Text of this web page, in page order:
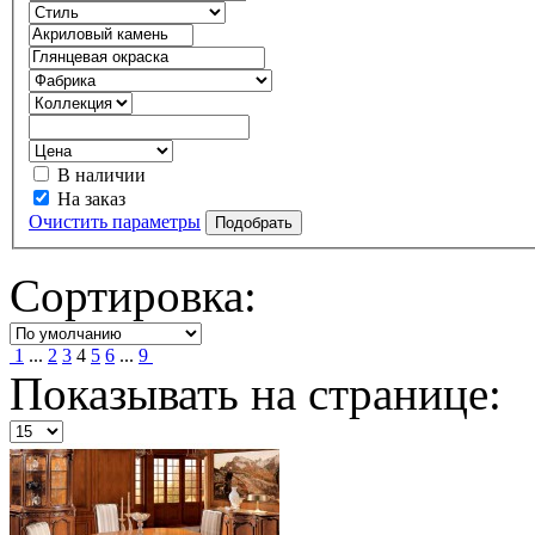
В наличии
На заказ
Очистить параметры
Сортировка:
1 ... 2 3 4 5 6 ... 9
Показывать на странице: